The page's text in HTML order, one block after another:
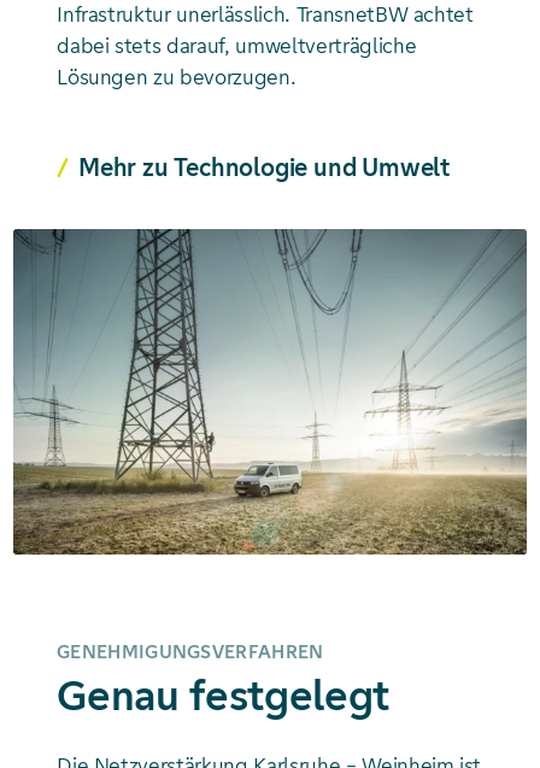
Infrastruktur unerlässlich. TransnetBW achtet
dabei stets darauf, umweltverträgliche
Lösungen zu bevorzugen.
Mehr zu Technologie und Umwelt
GENEHMIGUNGSVERFAHREN
Genau festgelegt